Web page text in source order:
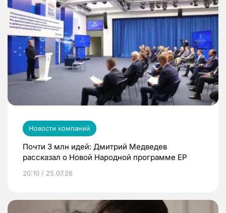
Новости компаний
Почти 3 млн идей: Дмитрий Медведев
рассказал о Новой Народной программе ЕР
20:10 / 25.07.26